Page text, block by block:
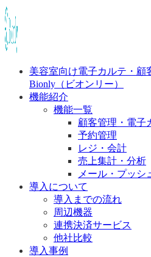
美容室向け電子カルテ・顧
Bionly（ビオンリー）
機能紹介
機能一覧
顧客管理・電子
予約管理
レジ・会計
売上集計・分析
メール・プッシ
導入について
導入までの流れ
周辺機器
連携決済サービス
他社比較
導入事例